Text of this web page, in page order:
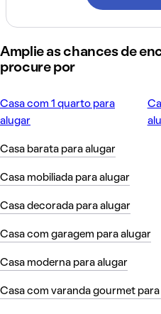
Amplie as chances de
procure por
Casa com 1 quarto para
alugar
Casa barata para alugar
Casa mobiliada para alugar
Casa decorada para alugar
Casa com garagem para alugar
Casa moderna para alugar
Casa com varanda gourmet